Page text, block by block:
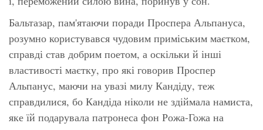
Бальтазар, пам'ятаючи поради Проспера Альпануса,
розумно користувався чудовим приміським маєтком,
справді став добрим поетом, а оскільки й інші
властивості маєтку, про які говорив Проспер
Альпанус, маючи на увазі милу Кандіду, теж
справдилися, бо Кандіда ніколи не здіймала намиста,
яке їй подарувала патронеса фон Рожа-Гожа на